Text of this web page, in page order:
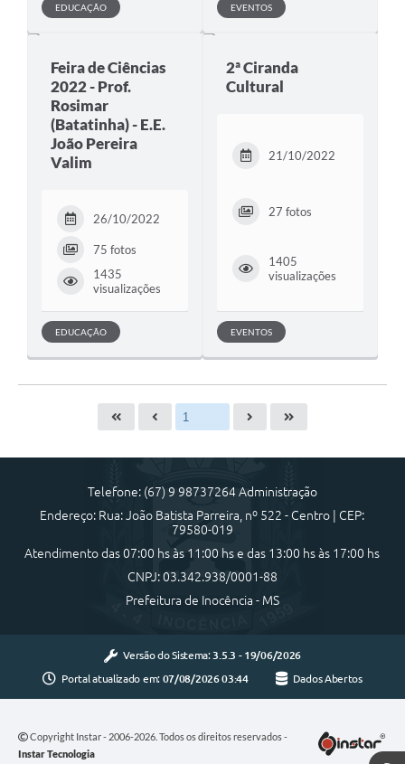
EDUCAÇÃO EVENTOS
Feira de Ciências
2022 - Prof.
Rosimar
(Batatinha) - E.E.
João Pereira
Valim
26/10/2022
75 fotos
1435
visualizações
EDUCAÇÃO
2ª Ciranda
Cultural
21/10/2022
27 fotos
1405
visualizações
EVENTOS
Telefone: (67) 9 98737264 Administração
Endereço: Rua: João Batista Parreira, nº 522 - Centro | CEP:
79580-019
Atendimento das 07:00 hs às 11:00 hs e das 13:00 hs às 17:00 hs
CNPJ: 03.342.938/0001-88
Prefeitura de Inocência - MS
Versão do Sistema: 3.5.3 - 19/06/2026
Portal atualizado em: 07/08/2026 03:44 Dados Abertos
Copyright Instar - 2006-2026. Todos os direitos reservados -
Instar Tecnologia